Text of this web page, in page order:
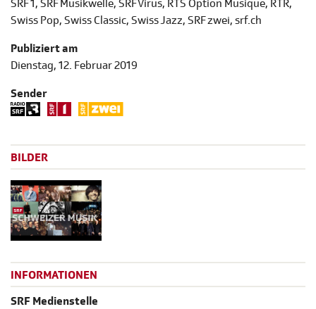
SRF 1, SRF Musikwelle, SRF Virus, RTS Option Musique, RTR,
Swiss Pop, Swiss Classic, Swiss Jazz, SRF zwei, srf.ch
Publiziert am
Dienstag, 12. Februar 2019
Sender
BILDER
INFORMATIONEN
SRF Medienstelle